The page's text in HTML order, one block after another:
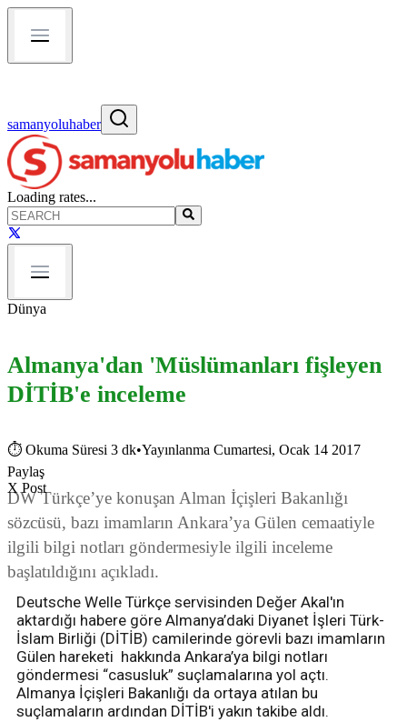
samanyoluhaber
Loading rates...
Dünya
Almanya'dan 'Müslümanları fişleyen
DİTİB'e inceleme
⏱ Okuma Süresi 3 dk•Yayınlanma Cumartesi, Ocak 14 2017
Paylaş
X Post
DW Türkçe’ye konuşan Alman İçişleri Bakanlığı
sözcüsü, bazı imamların Ankara’ya Gülen cemaatiyle
ilgili bilgi notları göndermesiyle ilgili inceleme
başlatıldığını açıkladı.
Deutsche Welle Türkçe servisinden Değer Akal'ın
aktardığı habere göre Almanya’daki Diyanet İşleri Türk-
İslam Birliği (DİTİB) camilerinde görevli bazı imamların
Gülen hareketi hakkında Ankara’ya bilgi notları
göndermesi “casusluk” suçlamalarına yol açtı.
Almanya İçişleri Bakanlığı da ortaya atılan bu
suçlamaların ardından DİTİB'i yakın takibe aldı.